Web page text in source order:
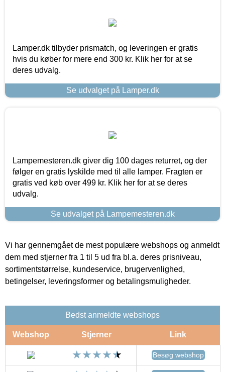
Lamper.dk tilbyder prismatch, og leveringen er gratis
hvis du køber for mere end 300 kr. Klik her for at se
deres udvalg.
Se udvalget på Lamper.dk
Lampemesteren.dk giver dig 100 dages returret, og der
følger en gratis lyskilde med til alle lamper. Fragten er
gratis ved køb over 499 kr. Klik her for at se deres
udvalg.
Se udvalget på Lampemesteren.dk
Vi har gennemgået de mest populære webshops og anmeldt
dem med stjerner fra 1 til 5 ud fra bl.a. deres prisniveau,
sortimentstørrelse, kundeservice, brugervenlighed,
betingelser, leveringsformer og betalingsmuligheder.
Bedst anmeldte webshops
Webshop Stjerner Link
Besøg webshop